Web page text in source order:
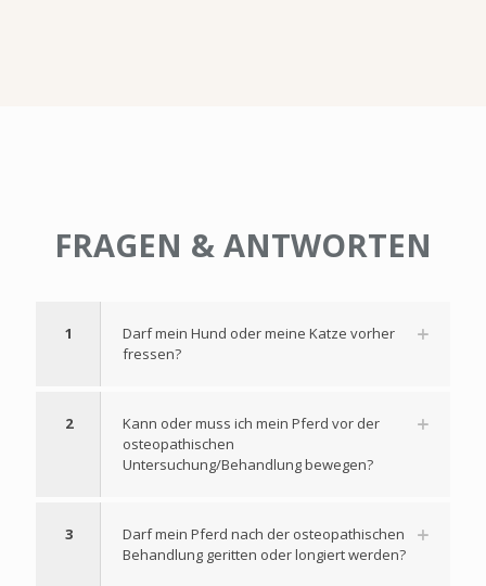
FRAGEN & ANTWORTEN
1
Darf mein Hund oder meine Katze vorher
fressen?
2
Kann oder muss ich mein Pferd vor der
osteopathischen
Untersuchung/Behandlung bewegen?
3
Darf mein Pferd nach der osteopathischen
Behandlung geritten oder longiert werden?